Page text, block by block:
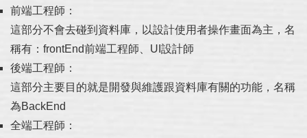
前端工程師：
這部分不會去碰到資料庫，以設計使用者操作畫面為主，名
稱有：frontEnd前端工程師、UI設計師
後端工程師：
這部分主要目的就是開發與維護跟資料庫有關的功能，名稱
為BackEnd
全端工程師：